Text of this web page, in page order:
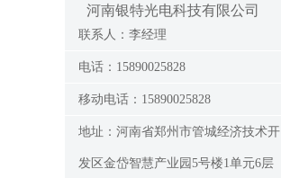
河南银特光电科技有限公司
联系人：李经理
电话：15890025828
移动电话：15890025828
地址：河南省郑州市管城经济技术开
发区金岱智慧产业园5号楼1单元6层